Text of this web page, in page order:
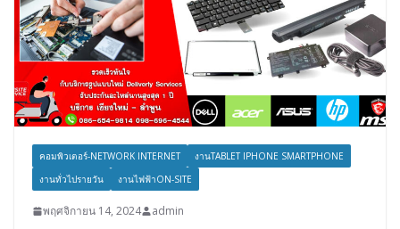
คอมพิวเตอร์-NETWORK INTERNET
งานTABLET IPHONE SMARTPHONE
งานทั่วไปรายวัน
งานไฟฟ้าON-SITE
พฤศจิกายน 14, 2024 admin